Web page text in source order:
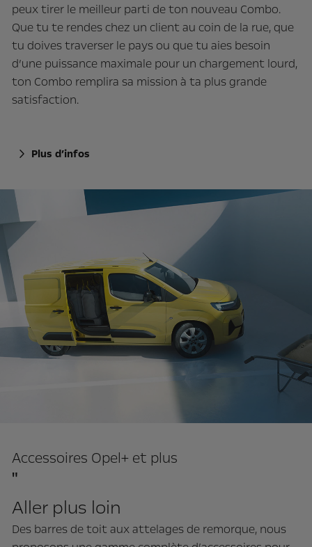
peux tirer le meilleur parti de ton nouveau Combo.
Que tu te rendes chez un client au coin de la rue, que
tu doives traverser le pays ou que tu aies besoin
d’une puissance maximale pour un chargement lourd,
ton Combo remplira sa mission à ta plus grande
satisfaction.
Plus d’infos
Accessoires Opel+ et plus
"
Accessoires Opel+ et plus"
Aller plus loin
Des barres de toit aux attelages de remorque, nous